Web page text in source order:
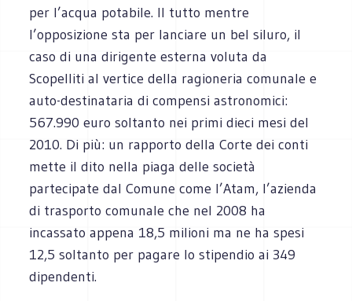
per l’acqua potabile. Il tutto mentre
l’opposizione sta per lanciare un bel siluro, il
caso di una dirigente esterna voluta da
Scopelliti al vertice della ragioneria comunale e
auto-destinataria di compensi astronomici:
567.990 euro soltanto nei primi dieci mesi del
2010. Di più: un rapporto della Corte dei conti
mette il dito nella piaga delle società
partecipate dal Comune come l’Atam, l’azienda
di trasporto comunale che nel 2008 ha
incassato appena 18,5 milioni ma ne ha spesi
12,5 soltanto per pagare lo stipendio ai 349
dipendenti.